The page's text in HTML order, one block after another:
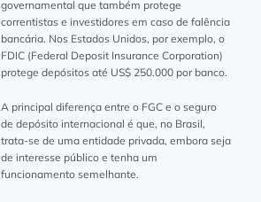
governamental que também protege
correntistas e investidores em caso de falência
bancária. Nos Estados Unidos, por exemplo, o
FDIC (Federal Deposit Insurance Corporation)
protege depósitos até US$ 250.000 por banco.
A principal diferença entre o FGC e o seguro
de depósito internacional é que, no Brasil,
trata-se de uma entidade privada, embora seja
de interesse público e tenha um
funcionamento semelhante.